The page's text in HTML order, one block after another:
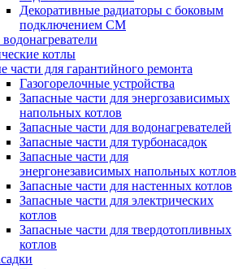
Декоративные радиаторы с боковым
подключением CM
котлы
части для гарантийного ремонта
Газогорелочные устройства
Запасные части для энергозависимых
напольных котлов
Запасные части для водонагревателей
Запасные части для турбонасадок
Запасные части для
энергонезависимых напольных котлов
Запасные части для настенных котлов
Запасные части для электрических
котлов
Запасные части для твердотопливных
котлов